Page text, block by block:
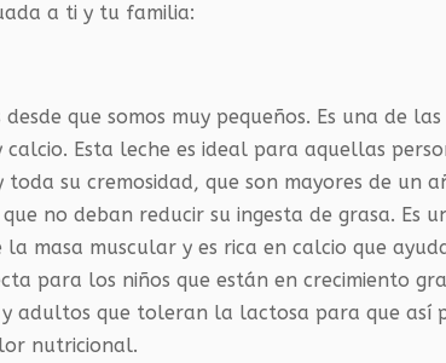
a ti y tu familia:
que somos muy pequeños. Es una de
Esta leche es ideal para aquellas
su cremosidad, que son mayores de un
no deban reducir su ingesta de grasa. Es
masa muscular y es rica en calcio que
para los niños que están en crecimiento
adultos que toleran la lactosa para que así
nutricional.